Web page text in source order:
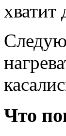
хватит
Что